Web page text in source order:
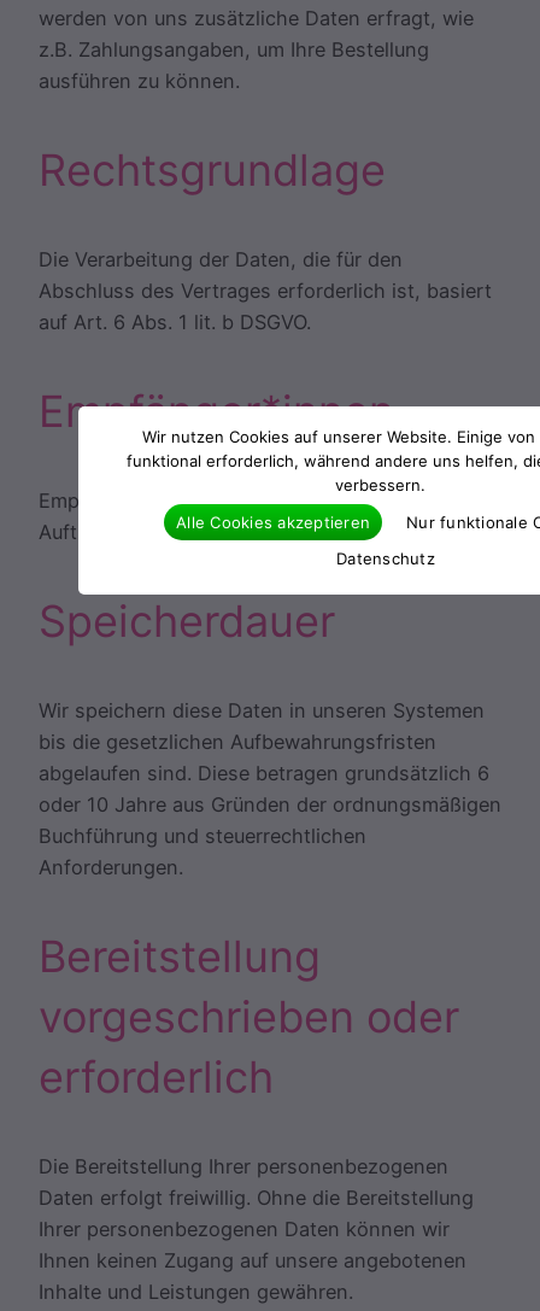
werden von uns zusätzliche Daten erfragt, wie
z.B. Zahlungsangaben, um Ihre Bestellung
ausführen zu können.
Rechtsgrundlage
Die Verarbeitung der Daten, die für den
Abschluss des Vertrages erforderlich ist, basiert
auf Art. 6 Abs. 1 lit. b DSGVO.
Empfänger*innen
Empfänger*innen der Daten sind ggf.
Auftragsverarbeitende.
Speicherdauer
Wir speichern diese Daten in unseren Systemen
bis die gesetzlichen Aufbewahrungsfristen
abgelaufen sind. Diese betragen grundsätzlich 6
oder 10 Jahre aus Gründen der ordnungsmäßigen
Buchführung und steuerrechtlichen
Anforderungen.
Bereitstellung
vorgeschrieben oder
erforderlich
Die Bereitstellung Ihrer personenbezogenen
Daten erfolgt freiwillig. Ohne die Bereitstellung
Ihrer personenbezogenen Daten können wir
Ihnen keinen Zugang auf unsere angebotenen
Inhalte und Leistungen gewähren.
Wir nutzen Cookies auf unserer Website. Einige
funktional erforderlich, während andere uns helfen,
verbessern.
Alle Cookies akzeptieren
Nur funktionale
Datenschutz